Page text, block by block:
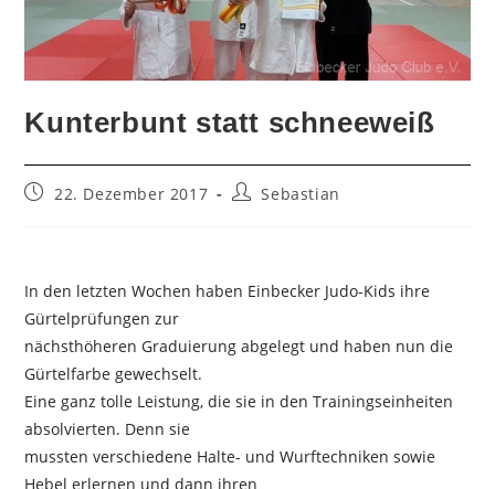
Kunterbunt statt schneeweiß
Beitrag22. Dezember 2017
Beitrags-
Sebastian
In den letzten Wochen haben Einbecker Judo-Kids ihre
Gürtelprüfungen zur
nächsthöheren Graduierung abgelegt und haben nun die
Gürtelfarbe gewechselt.
Eine ganz tolle Leistung, die sie in den Trainingseinheiten
absolvierten. Denn sie
mussten verschiedene Halte- und Wurftechniken sowie
Hebel erlernen und dann ihren